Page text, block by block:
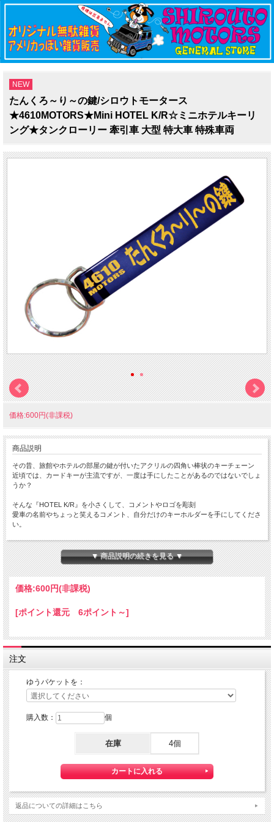
NEW
たんくろ～り～の鍵/シロウトモータース
★4610MOTORS★Mini HOTEL K/R☆ミニホテルキーリ
ング★タンクローリー 牽引車 大型 特大車 特殊車両
価格:600円(非課税)
商品説明
その昔、旅館やホテルの部屋の鍵が付いたアクリルの四角い棒状のキーチェーン
近頃では、カードキーが主流ですが、一度は手にしたことがあるのではないでしょ
うか？
そんな『HOTEL K/R』を小さくして、コメントやロゴを彫刻
愛車の名前やちょっと笑えるコメント、自分だけのキーホルダーを手にしてくださ
い。
ちょっと小さな 『Mini HOTEL K/R』 です。
本体サイズ：１０×１４×８０ｍｍ
★コチラの商品は 『ゆうパケット』配送可能な商品になります。
ご利用の際の配送費は、全国一律『２５０円』になります。
ゆうパケット配送をご希望されるお客様は下記のゆうパケットにつきましての説明
ゆうパケット配送をご選択ください。
【送料】全国一律料金でお届けします。
『ゆうパケット』は通常の宅配便と異なり直接ポストへ投函するお届け方法です。
宅配便のように受領印やサインのやり取りが無く、ご不在時であってもお受け取り
▼ 商品説明の続きを見る ▼
価格:600円(非課税)
[ポイント還元 6ポイント～]
注文
ゆうパケットを：
購入数： 個
在庫 4個
返品についての詳細はこちら